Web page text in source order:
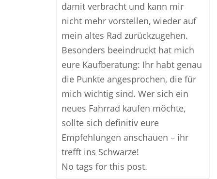
damit verbracht und kann mir
nicht mehr vorstellen, wieder auf
mein altes Rad zurückzugehen.
Besonders beeindruckt hat mich
eure Kaufberatung: Ihr habt genau
die Punkte angesprochen, die für
mich wichtig sind. Wer sich ein
neues Fahrrad kaufen möchte,
sollte sich definitiv eure
Empfehlungen anschauen – ihr
trefft ins Schwarze!
No tags for this post.